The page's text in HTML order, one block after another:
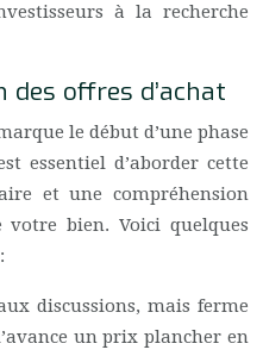
à la recherche
des offres d’achat
le début d’une phase
essentiel d’aborder cette
et une compréhension
bien. Voici quelques
discussions, mais ferme
un prix plancher en